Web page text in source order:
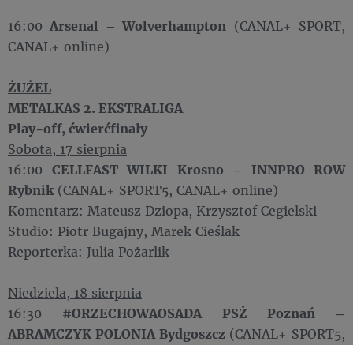
16:00Arsenal – Wolverhampton (CANAL+ SPORT,
CANAL+ online)
ŻUŻEL
METALKAS 2. EKSTRALIGA
Play-off, ćwierćfinały
Sobota, 17 sierpnia
16:00CELLFAST WILKI Krosno – INNPRO ROW
Rybnik (CANAL+ SPORT5, CANAL+ online)
Komentarz: Mateusz Dziopa, Krzysztof Cegielski
Studio: Piotr Bugajny, Marek Cieślak
Reporterka: Julia Pożarlik
Niedziela, 18 sierpnia
16:30 #ORZECHOWAOSADA PSŻ Poznań –
ABRAMCZYK POLONIA Bydgoszcz(CANAL+ SPORT5,